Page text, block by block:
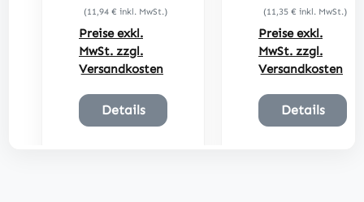
(11,94 € inkl. MwSt.)
Preise exkl.
MwSt. zzgl.
Versandkosten
Details
(11,35 € inkl. MwSt.)
Preise exkl.
MwSt. zzgl.
Versandkosten
Details